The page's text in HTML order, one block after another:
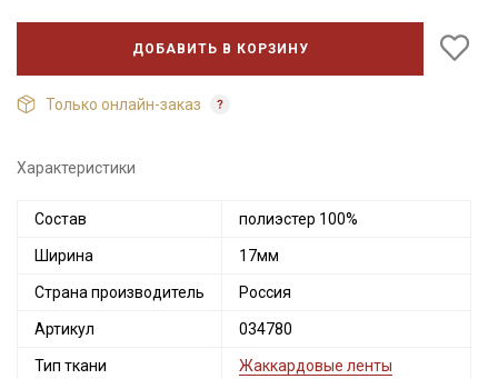
ДОБАВИТЬ В КОРЗИНУ
Только онлайн-заказ
Характеристики
Состав полиэстер 100%
Ширина 17мм
Страна производитель Россия
Артикул 034780
Тип ткани Жаккардовые ленты